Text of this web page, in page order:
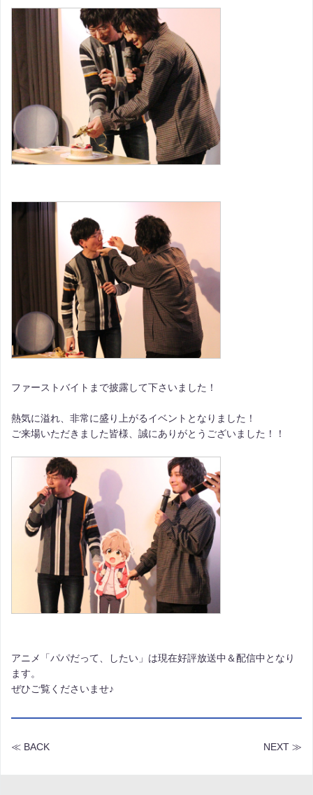
ファーストバイトまで披露して下さいました！
熱気に溢れ、非常に盛り上がるイベントとなりました！
ご来場いただきました皆様、誠にありがとうございました！！
アニメ「パパだって、したい」は現在好評放送中＆配信中となり
ます。
ぜひご覧くださいませ♪
≪ BACK NEXT ≫